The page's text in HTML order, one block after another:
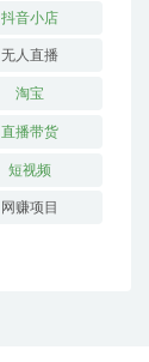
抖音小店
无人直播
淘宝
直播带货
短视频
网赚项目